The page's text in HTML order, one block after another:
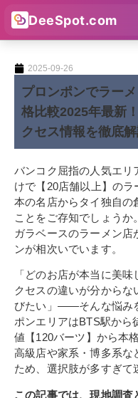
DeeSpot.com
2025-09-26
プロンポンでラー
格比較2025年最新
クセス情報を徹底
バンコク屈指の人気エリ
けで【20店舗以上】の
本の名店からタイ独自の
ことをご存知でしょう
ガラベースのラーメン
ンが相次いでいます。
「どのお店が本当に美
クセスの違いが分から
びたい」——そんな悩み
ポンエリアはBTS駅から
値【120バーツ】から本
高級店や家系・博多系な
ため、選択肢が多すぎて
この記事では、現地調